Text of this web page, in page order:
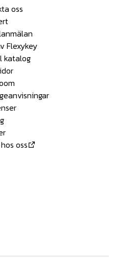
oss
Flexykey
katalog
oss